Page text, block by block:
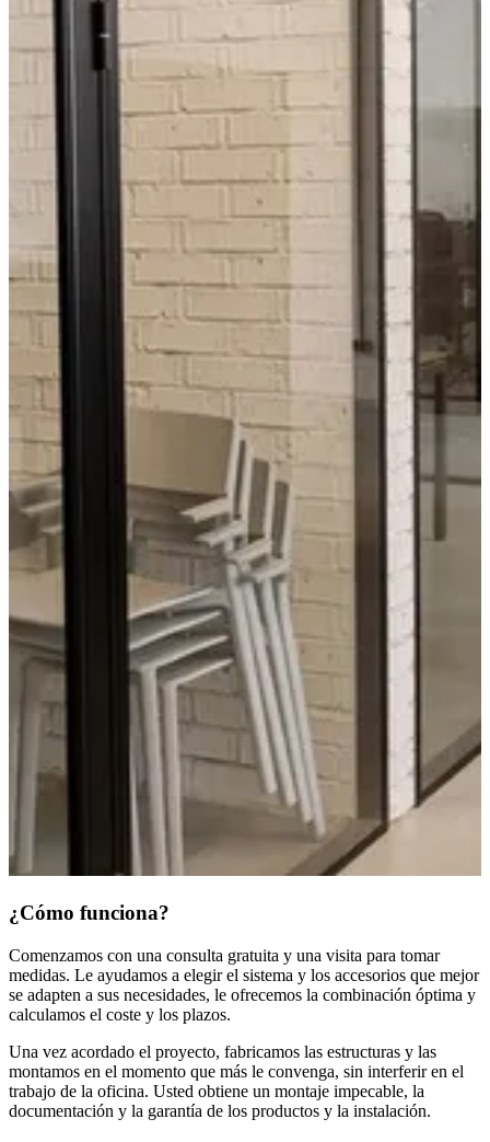
¿Cómo funciona?
Comenzamos con una consulta gratuita y una visita para tomar
medidas. Le ayudamos a elegir el sistema y los accesorios que mejor
se adapten a sus necesidades, le ofrecemos la combinación óptima y
calculamos el coste y los plazos.
Una vez acordado el proyecto, fabricamos las estructuras y las
montamos en el momento que más le convenga, sin interferir en el
trabajo de la oficina. Usted obtiene un montaje impecable, la
documentación y la garantía de los productos y la instalación.